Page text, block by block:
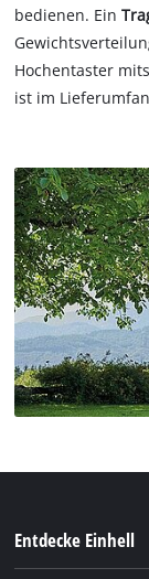
bedienen. Ein
Hochentaster
ist im
Entdecke Einhell